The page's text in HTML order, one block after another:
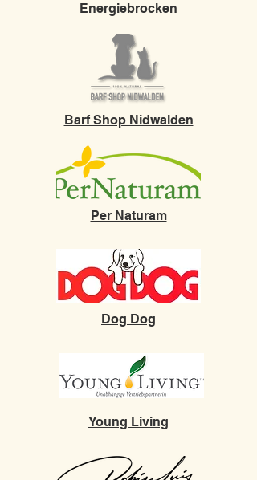
Energiebrocken
Barf Shop Nidwalden
Per Naturam
Dog Dog
Young Living